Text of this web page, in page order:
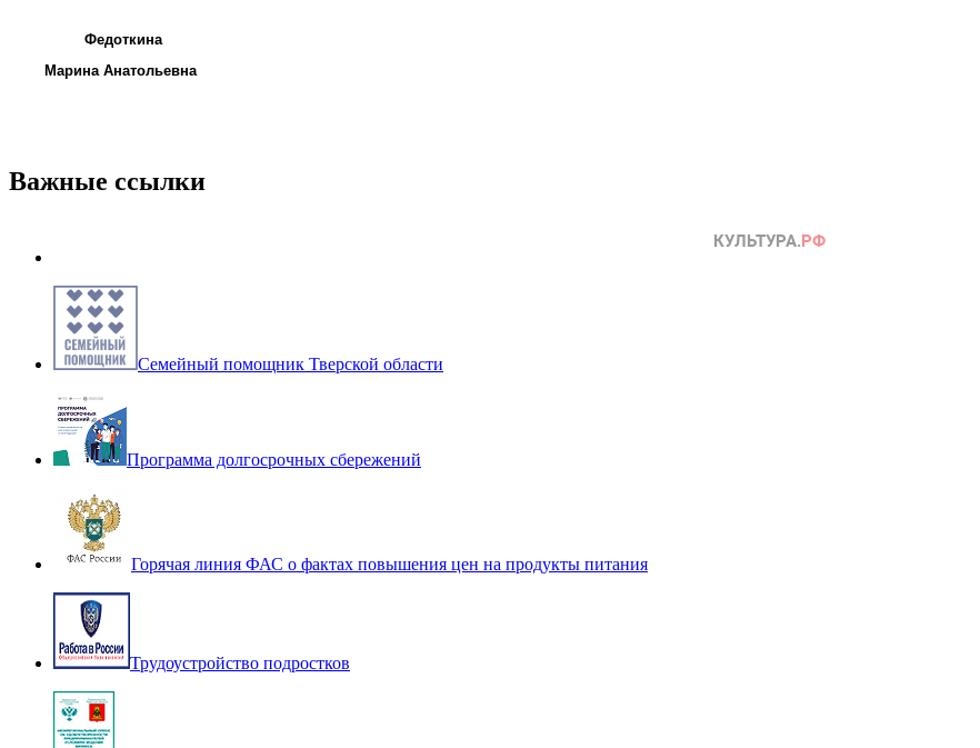
Федоткина
Марина Анатольевна
Важные ссылки
Семейный помощник Тверской области
Программа долгосрочных сбережений
Горячая линия ФАС о фактах повышения цен на продукты питания
Трудоустройство подростков